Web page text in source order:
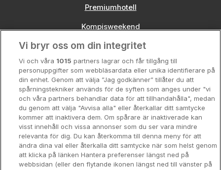
Premiumhotell
Kompisweekend
Storstadsweekend
Hotellrum under 995 kr
Spahotell
Sydsverige
Om Hotellpremien
Nya hotell
Stadsweekend
Vi bryr oss om din integritet
Vi och våra 1015 partners lagrar och får tillgång till
personuppgifter som webbläsardata eller unika identifierare på
din enhet. Genom att välja ”Jag godkänner” tillåter du att
spårningstekniker används för de syften som anges under "vi
och våra partners behandlar data för att tillhandahålla", medan
du genom att välja "Avvisa alla" eller återkallar ditt samtycke
kommer att inaktivera dem. Om spårare är inaktiverade kan
visst innehåll och vissa annonser som du ser vara mindre
relevanta för dig. Du kan återkomma till denna meny för att
ändra dina val eller återkalla ditt samtycke när som helst genom
att klicka på länken Hantera preferenser längst ned på
webbsidan (eller den flytande ikonen längst ned till vänster på